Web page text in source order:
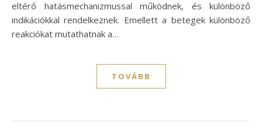
eltérő hatásmechanizmussal működnek, és különböző
indikációkkal rendelkeznek. Emellett a betegek különböző
reakciókat mutathatnak a…
TOVÁBB